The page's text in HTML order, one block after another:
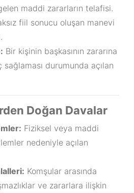
maddi zararların telafisi.
fiil sonucu oluşan manevi
Bir kişinin başkasının zararına
sağlaması durumunda açılan
Doğan Davalar
Fiziksel veya maddi
nedeniyle açılan
Komşular arasında
ve zararlara ilişkin